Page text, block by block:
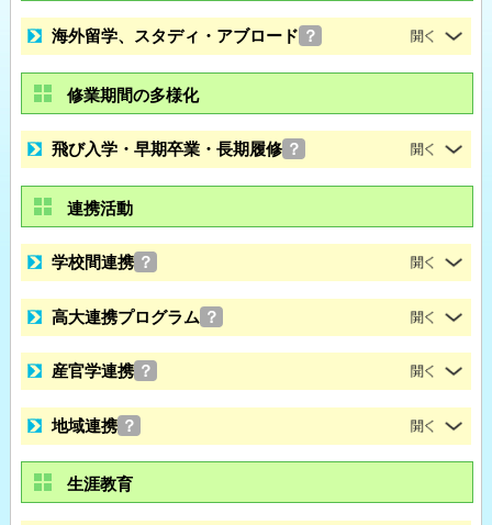
海外留学、スタディ・アブロード ？
修業期間の多様化
飛び入学・早期卒業・長期履修 ？
連携活動
学校間連携 ？
高大連携プログラム ？
産官学連携 ？
地域連携 ？
生涯教育